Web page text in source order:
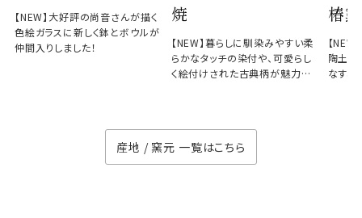
【NEW】大好評の尚音さんが描く
色絵ガラスに新しく鉢とボウルが
仲間入りしました！
焼
【NEW】暮らしに馴染みやすい柔
らかなタッチの染付や、可愛らし
く絵付けされた古典柄が魅力の
椿窯
【
陶土と
なす、
産地 / 窯元 一覧はこちら